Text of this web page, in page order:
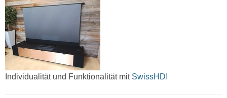
Individualität und Funktionalität mitSwissHD!